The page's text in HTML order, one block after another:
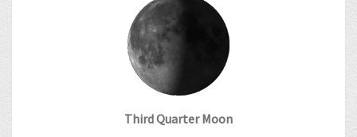
Third Quarter Moon